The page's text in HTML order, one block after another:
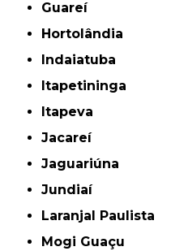
Guareí
Hortolândia
Indaiatuba
Itapetininga
Itapeva
Jacareí
Jaguariúna
Jundiaí
Laranjal Paulista
Mogi Guaçu